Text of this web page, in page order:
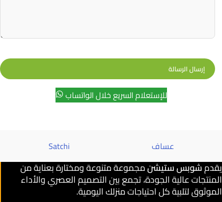
للإستعلام السريع خلال الواتساب
عساف Satchi
يقدمشوبس ستيشنمجموعة متنوعة ومختارة بعناية من
المنتجات عالية الجودة، تجمع بين التصميم العصري والأداء
الموثوق لتلبية كل احتياجات منزلك اليومية.